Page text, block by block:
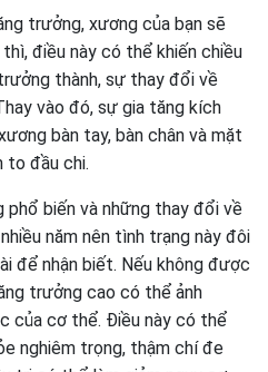
trưởng, xương của bạn sẽ
điều này có thể khiến chiều
thành, sự thay đổi về
vào đó, sự gia tăng kích
bàn tay, bàn chân và mặt
to đầu chi.
phổ biến và những thay đổi về
năm nên tình trạng này đôi
để nhận biết. Nếu không được
trưởng cao có thể ảnh
của cơ thể. Điều này có thể
nghiêm trọng, thậm chí đe